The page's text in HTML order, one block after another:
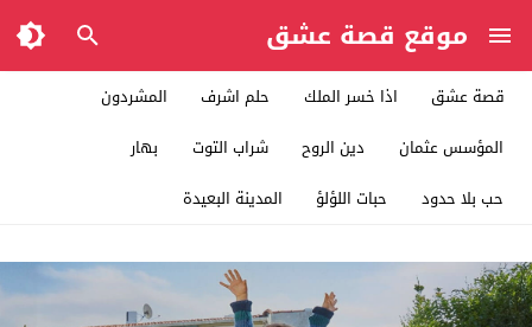
موقع قصة عشق
قصة عشق اذا خسر الملك حلم اشرف
المشردون
المؤسس عثمان
دين الروح شراب التوت
بهار
حب بلا حدود
حبات اللؤلؤ المدينة البعيدة